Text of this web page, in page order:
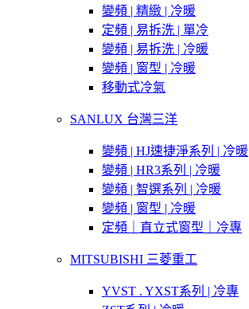
變頻 | 精緻 | 冷暖
定頻 | 易拆洗 | 單冷
變頻 | 易拆洗 | 冷暖
變頻 | 窗型 | 冷暖
移動式冷氣
SANLUX 台灣三洋
變頻 | HJ速捷淨系列 | 冷暖
變頻 | HR3系列 | 冷暖
變頻 | 智選系列 | 冷暖
變頻 | 窗型 | 冷暖
定頻｜直立式窗型｜冷專
MITSUBISHI 三菱重工
YVST . YXST系列 | 冷專